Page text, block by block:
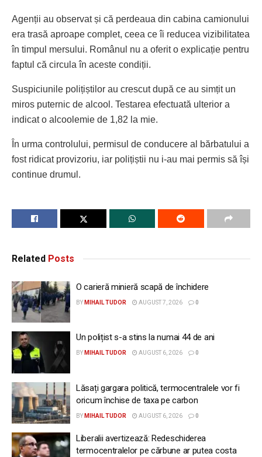
Agenții au observat și că perdeaua din cabina camionului
era trasă aproape complet, ceea ce îi reducea vizibilitatea
în timpul mersului. Românul nu a oferit o explicație pentru
faptul că circula în aceste condiții.
Suspiciunile polițiștilor au crescut după ce au simțit un
miros puternic de alcool. Testarea efectuată ulterior a
indicat o alcoolemie de 1,82 la mie.
În urma controlului, permisul de conducere al bărbatului a
fost ridicat provizoriu, iar polițiștii nu i-au mai permis să își
continue drumul.
Related Posts
O carieră minieră scapă de închidere
BY MIHAIL TUDOR AUGUST 7, 2026 0
Un polițist s-a stins la numai 44 de ani
BY MIHAIL TUDOR AUGUST 6, 2026 0
Lăsați gargara politică, termocentralele vor fi
oricum închise de taxa pe carbon
BY MIHAIL TUDOR AUGUST 6, 2026 0
Liberalii avertizează: Redeschiderea
termocentralelor pe cărbune ar putea costa